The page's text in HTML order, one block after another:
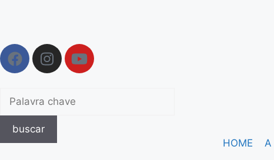
buscar
HOME
A